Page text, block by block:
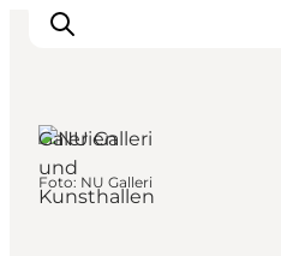
Inspiration
Galerien
und
Kunsthallen
Foto: NU Galleri